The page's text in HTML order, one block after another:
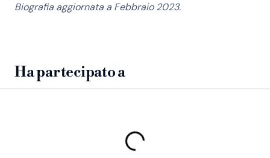
Biografia aggiornata a Febbraio 2023.
Ha partecipato a